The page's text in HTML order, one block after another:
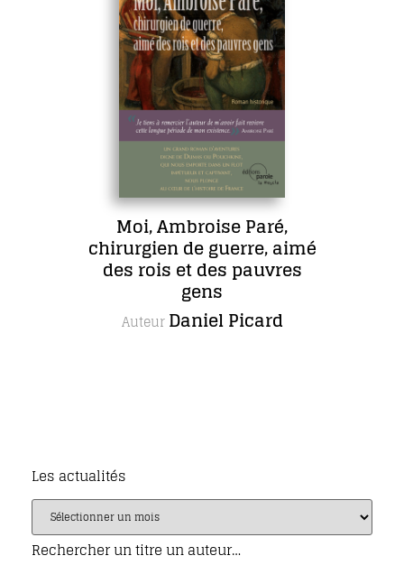
Moi, Ambroise Paré,
chirurgien de guerre, aimé
des rois et des pauvres
gens
Auteur Daniel Picard
Les actualités
Rechercher un titre un auteur…